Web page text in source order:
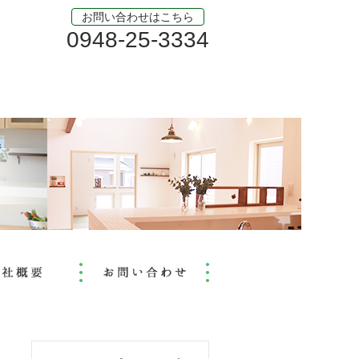
お問い合わせはこちら
0948-25-3334